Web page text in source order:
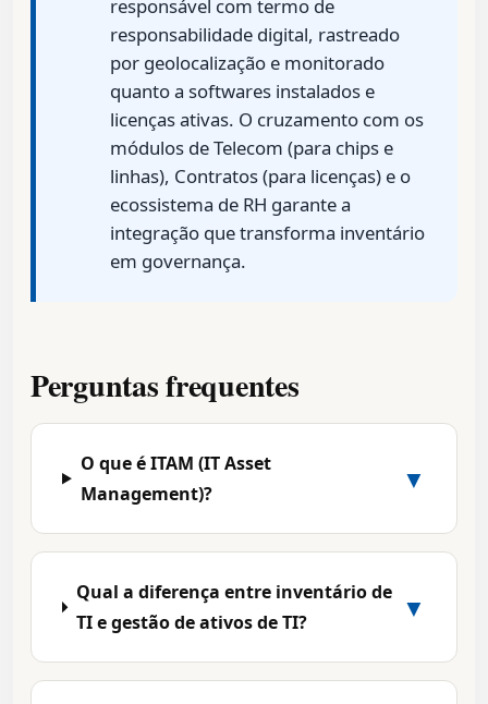
responsável com termo de
responsabilidade digital, rastreado
por geolocalização e monitorado
quanto a softwares instalados e
licenças ativas. O cruzamento com os
módulos de Telecom (para chips e
linhas), Contratos (para licenças) e o
ecossistema de RH garante a
integração que transforma inventário
em governança.
Perguntas frequentes
O que é ITAM (IT Asset
Management)?
▼
Qual a diferença entre inventário de
TI e gestão de ativos de TI?
▼